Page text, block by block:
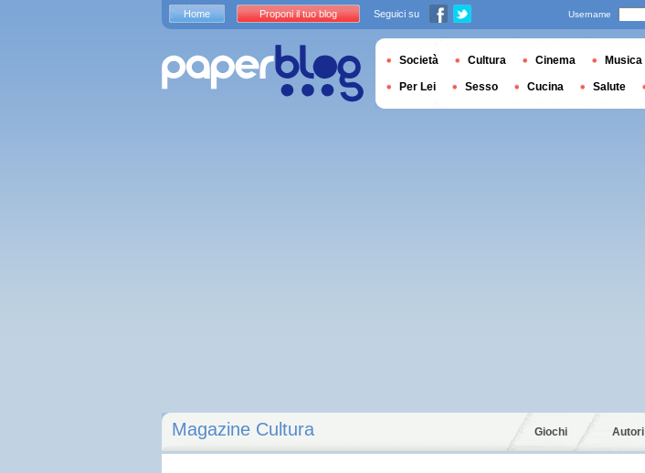
Magazine Cultura Giochi Autori
Home Proponi il tuo blog Seguici su Username
Società Cultura Cinema Musica
Per Lei Sesso Cucina Salute